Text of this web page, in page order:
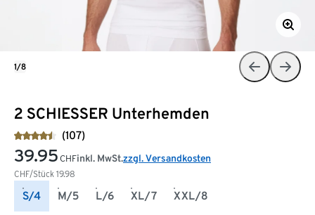
2 SCHIESSER Unterhemden
(107)
39.95 CHF
CHF/Stück 19.98
inkl. MwSt.zzgl. Versandkosten
S/4 M/5 L/6 XL/7 XXL/8
1/8